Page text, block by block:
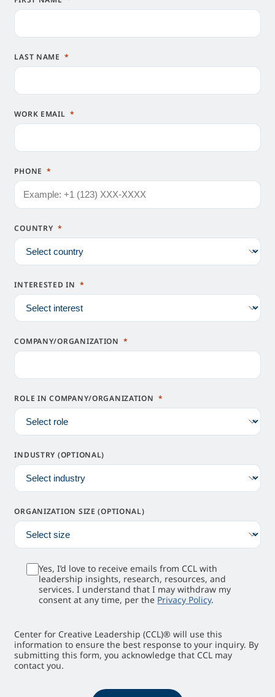
LAST NAME
WORK EMAIL
PHONE
COUNTRY
INTERESTED IN
COMPANY/ORGANIZATION
ROLE IN COMPANY/ORGANIZATION
INDUSTRY (OPTIONAL)
ORGANIZATION SIZE (OPTIONAL)
Yes, I’d love to receive emails from CCL with
leadership insights, research, resources, and
services. I understand that I may withdraw my
consent at any time, per the Privacy Policy.
Center for Creative Leadership (CCL)® will use this
information to ensure the best response to your inquiry. By
submitting this form, you acknowledge that CCL may
contact you.